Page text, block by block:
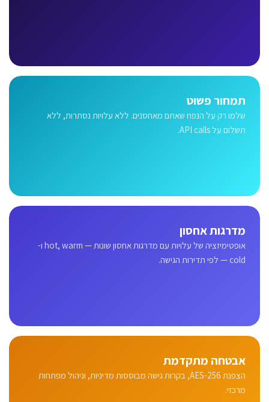
תמחור פשוט
שלמו רק על הנפח שאתם מאחסנים. ללא עלויות נסתרות, ללא
תשלום על API calls.
מדרגות אחסון
אופטימיזציה של עלויות עם מדרגות אחסון שונות — hot, warm ו-
cold — לפי תדירות הגישה.
אבטחה מתקדמת
הצפנת AES-256, בקרות גישה מבוססות מדיניות, וניהול מפתחות
מרכזי.